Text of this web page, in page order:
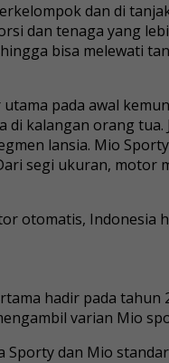
dan di
dan tenaga yang
bisa melewati
pada awal
kalangan orang
lansia. Mio
segi ukuran, motor
otomatis, Indonesia
hadir pada tahun
varian Mio
dan Mio